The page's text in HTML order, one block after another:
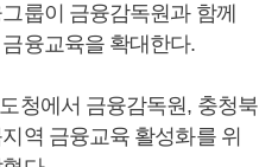
룹이 금융감독원과 함께
융교육을 확대한다.
청에서 금융감독원, 충청북
역 금융교육 활성화를 위